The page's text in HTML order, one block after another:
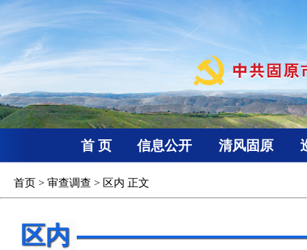
首 页 信息公开 清风固原
首页 > 审查调查 > 区内 正文
区内